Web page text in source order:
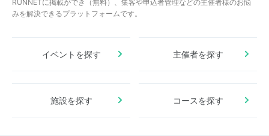
RUNNETに掲載ができ（無料）、集客や申込者管理などの主催者様のお悩
みを解決できるプラットフォームです。
イベントを探す 主催者を探す
施設を探す コースを探す